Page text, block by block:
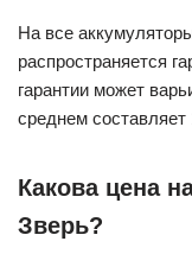
На все
распространяется
гарантии может
среднем составляет
Какова цена
Зверь?